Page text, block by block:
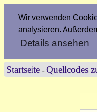
Wir verwenden
analysieren.
Details ansehen
Startseite - Quellcodes